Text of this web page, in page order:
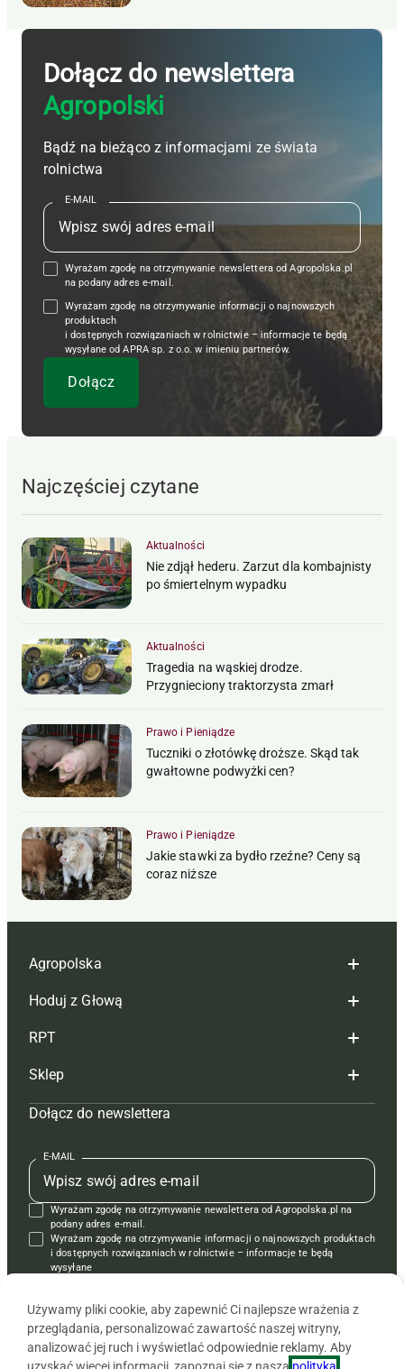
Dołącz do newslettera
Agropolski
Bądź na bieżąco z informacjami ze świata
rolnictwa
E-MAIL
Wyrażam zgodę na otrzymywanie newslettera od Agropolska.pl
na podany adres e-mail.
Wyrażam zgodę na otrzymywanie informacji o najnowszych
produktach
i dostępnych rozwiązaniach w rolnictwie – informacje te będą
wysyłane od APRA sp. z o.o. w imieniu partnerów.
Najczęściej czytane
Aktualności
Nie zdjął hederu. Zarzut dla kombajnisty
po śmiertelnym wypadku
Aktualności
Tragedia na wąskiej drodze.
Przygnieciony traktorzysta zmarł
Prawo i Pieniądze
Tuczniki o złotówkę droższe. Skąd tak
gwałtowne podwyżki cen?
Prawo i Pieniądze
Jakie stawki za bydło rzeźne? Ceny są
coraz niższe
Agropolska
Redakcja
Reklama
Tagi
Mapa serwisu
Kontakt
Regulamin
Polityka prywatności
Hoduj z Głową
Hoduj z głową bydło
Hoduj z głową świnie
Prenumerata
Redakcja
Kontakt
Reklama
RPT
Redakcja
Prenumerata
Reklama
Kontakt
Krzyżówki
Sklep
Czasopisma i prenumerata
Książki
Regulamin
Dołącz do newslettera
E-MAIL
Wyrażam zgodę na otrzymywanie newslettera od Agropolska.pl na
podany adres e-mail.
Wyrażam zgodę na otrzymywanie informacji o najnowszych produktach
i dostępnych rozwiązaniach w rolnictwie – informacje te będą
wysyłane
Używamy pliki cookie, aby zapewnić Ci najlepsze wrażenia z
przeglądania, personalizować zawartość naszej witryny,
analizować jej ruch i wyświetlać odpowiednie reklamy. Aby